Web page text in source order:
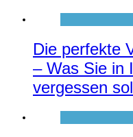
Die perfekte
– Was Sie in
vergessen